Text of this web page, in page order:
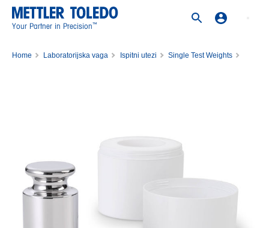
Your Partner in Precision™
Home Laboratorijska vaga Ispitni utezi
Single Test Weights